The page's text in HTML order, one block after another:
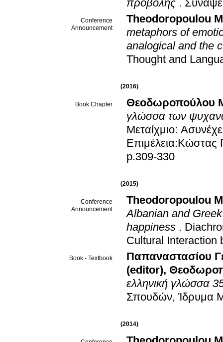
προβολής .
Conference
Announcement
Theodoropoulou
metaphors of
analogical and the
Thought and
(2016)
Book Chapter
Θεοδωροπούλου
γλώσσα των
Μεταίχμιο:
Επιμέλεια:Κώστας
p.309-330
(2015)
Conference
Announcement
Theodoropoulou
Albanian and
happiness .
Cultural Interaction
Book - Textbook
Παπαναστασίου
(editor),
ελληνική γλώσσα
Σπουδών, Ίδρυμα
(2014)